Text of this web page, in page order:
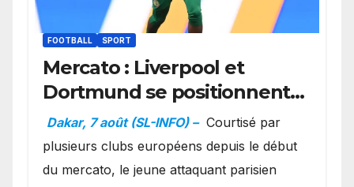
FOOTBALL SPORT
Mercato : Liverpool et
Dortmund se positionnent
en favoris pour recruter
Ibrahim Mbaye
Dakar, 7 août (SL-INFO) – Courtisé par
plusieurs clubs européens depuis le début
du mercato, le jeune attaquant parisien